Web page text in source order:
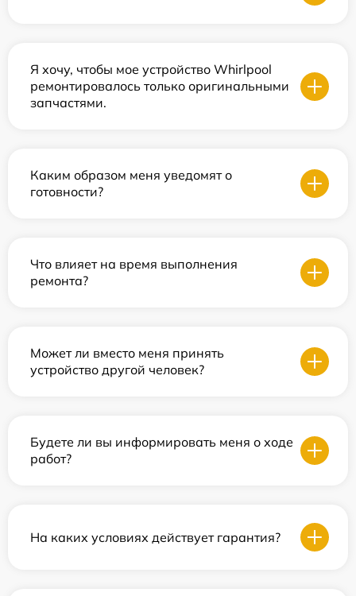
Я хочу, чтобы мое устройство Whirlpool
ремонтировалось только оригинальными
запчастями.
Каким образом меня уведомят о
готовности?
Что влияет на время выполнения
ремонта?
Может ли вместо меня принять
устройство другой человек?
Будете ли вы информировать меня о ходе
работ?
На каких условиях действует гарантия?